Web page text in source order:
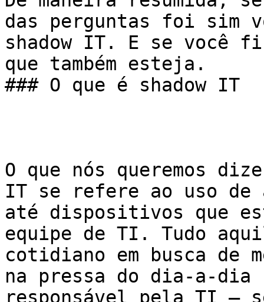
das perguntas foi sim
shadow IT. E se você
que também esteja.
### O que é shadow IT
O que nós queremos
IT se refere ao uso
até dispositivos que
equipe de TI. Tudo
cotidiano em busca de
na pressa do dia-a-
responsável pela TI –